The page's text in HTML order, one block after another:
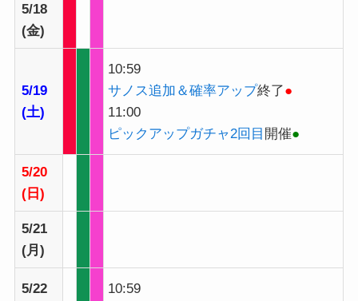
5/18
(金)
5/19
(土)
10:59
サノス追加＆確率アップ終了●
11:00
ピックアップガチャ2回目 開催●
5/20
(日)
5/21
(月)
5/22
10:59